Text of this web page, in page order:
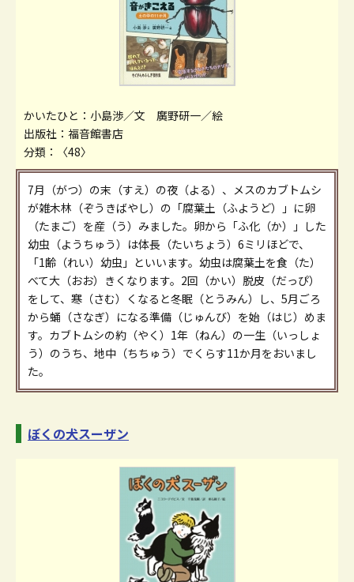
かいたひと：小島渉／文 廣野研一／絵
出版社：福音館書店
分類：〈48〉
7月（がつ）の末（すえ）の夜（よる）、メスのカブトムシ
が雑木林（ぞうきばやし）の「腐葉土（ふようど）」に卵
（たまご）を産（う）みました。卵から「ふ化（か）」した
幼虫（ようちゅう）は体長（たいちょう）6ミリほどで、
「1齢（れい）幼虫」といいます。幼虫は腐葉土を食（た）
べて大（おお）きくなります。2回（かい）脱皮（だっぴ）
をして、寒（さむ）くなると冬眠（とうみん）し、5月ごろ
から蛹（さなぎ）になる準備（じゅんび）を始（はじ）めま
す。カブトムシの約（やく）1年（ねん）の一生（いっしょ
う）のうち、地中（ちちゅう）でくらす11か月をおいまし
た。
ぼくの犬スーザン